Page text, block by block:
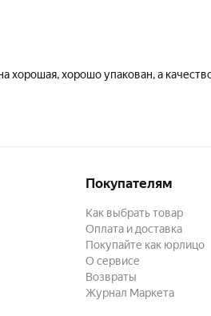
хорошая, хорошо упакован, а
Покупателям
Как выбрать товар
Оплата и доставка
Покупайте как юрлицо
О сервисе
Возвраты
Журнал Маркета